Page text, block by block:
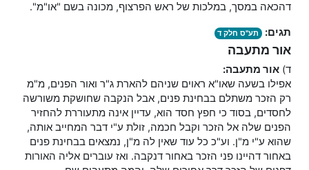
דהכאה במסך, במלכות של ראש הפרצוף, מכונה בשם "או"מ".
תגים: תע"ס חלק ד
אור מתעבה
ד)אור מתעבה:
אפילו בשעה שאו"א ראוים שניהם להארת ג"ר ואור הפנים, מ"מ
רק הזכר משתלם בבחינת פנים, אבל הנקבה שחושקת משורשה
לחסדים, בסוד כי חפץ חסד הוא, עדיין אינה מתעוררת להחזיר
הפנים שלה אל הזכר וקבל חכמה, זולת ע"י דבר המחייב אותה,
שהוא ע"י מ"ן. וע"כ כל עוד שאין לה מ"ן, נמצאים בבחינת פנים
באחור דהיינו פני הזכר באחור דנקבה. ואז עוברים אליה האורות